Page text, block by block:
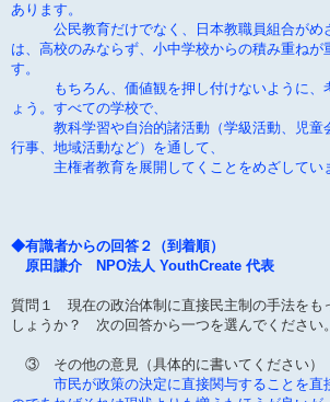
あります。
公民教育だけでなく、日本教職員組合がめ
は、高校のみならず、小中学校からの積み重ねが
す。
もちろん、価値観を押し付けないように、
ょう。すべての学校で、
教科学習や自治的諸活動（学級活動、児童
行事、地域活動など）を通して、
主権者教育を展開してくことをめざしてい
◆有識者からの回答２（到着順）
原田謙介 NPO法人 YouthCreate 代表
質問１ 現在の政治体制に直接民主制の手法をも
しょうか？ 次の回答から一つを選んでください。
③ その他の意見（具体的に書いてください）
市民が政策の決定に直接関与することを直